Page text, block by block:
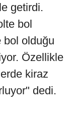
getirdi.
bol
bol olduğu
Özellikle
kiraz
dedi.